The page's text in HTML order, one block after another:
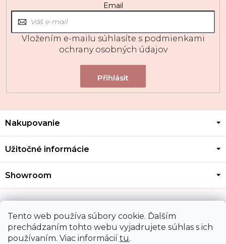
Tento web používa súbory cookie. Ďalším
prechádzaním tohto webu vyjadrujete súhlas s ich
používaním. Viac informácií tu.
Email
Vložením e-mailu súhlasíte s podmienkami
ochrany osobných údajov
Z
p
t
Nakupovanie
Užitočné informácie
Showroom
Kontakt